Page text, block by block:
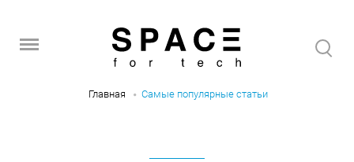
Главная Самые популярные статьи